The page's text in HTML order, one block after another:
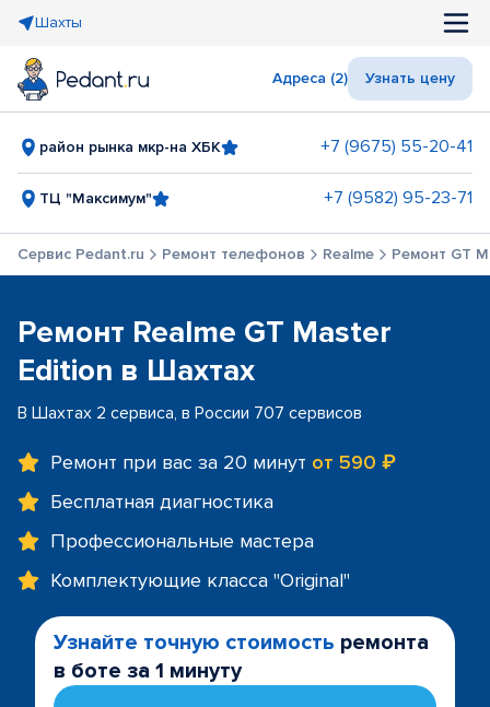
Шахты
Адреса (2) Узнать цену
район рынка мкр-на ХБК +7 (9675) 55-20-41
ТЦ "Максимум" +7 (9582) 95-23-71
Сервис Pedant.ru Ремонт телефонов Realme Ремонт GT
Ремонт Realme GT Master
Edition в Шахтах
В Шахтах 2 сервиса, в России 707 сервисов
Ремонт при вас за 20 минут от 590 ₽
Бесплатная диагностика
Профессиональные мастера
Комплектующие класса "Original"
Узнайте точную стоимость ремонта
в боте за 1 минуту